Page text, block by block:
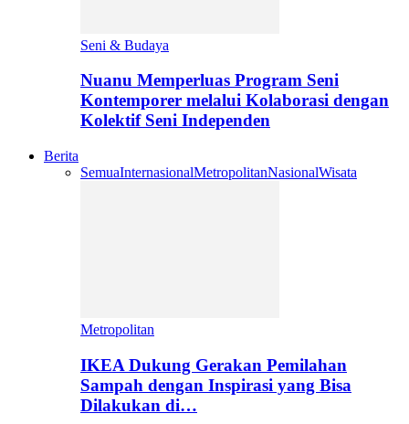
Seni & Budaya
Nuanu Memperluas Program Seni
Kontemporer melalui Kolaborasi dengan
Kolektif Seni Independen
Berita
SemuaInternasionalMetropolitanNasionalWisata
Metropolitan
IKEA Dukung Gerakan Pemilahan
Sampah dengan Inspirasi yang Bisa
Dilakukan di…